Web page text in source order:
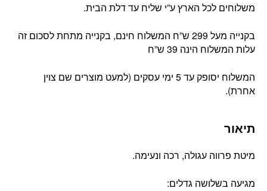
משלוחים לכל הארץ ע”י שליח עד דלת הבית.
בקנייה מעל 299 ש”ח המשלוח חינם, בקנייה מתחת לסכום זה
עלות המשלוח הינה 39 ש”ח
המשלוח יסופק עד 5 ימי עסקים (למעט מוצרים שם צוין
אחרת).
תיאור
מיטת פרווה עגולה, רכה ונעימה.
מגיעה בשלושה גדלים: